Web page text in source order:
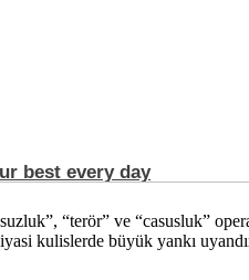
“terör” ve “casusluk”
kulislerde büyük yankı